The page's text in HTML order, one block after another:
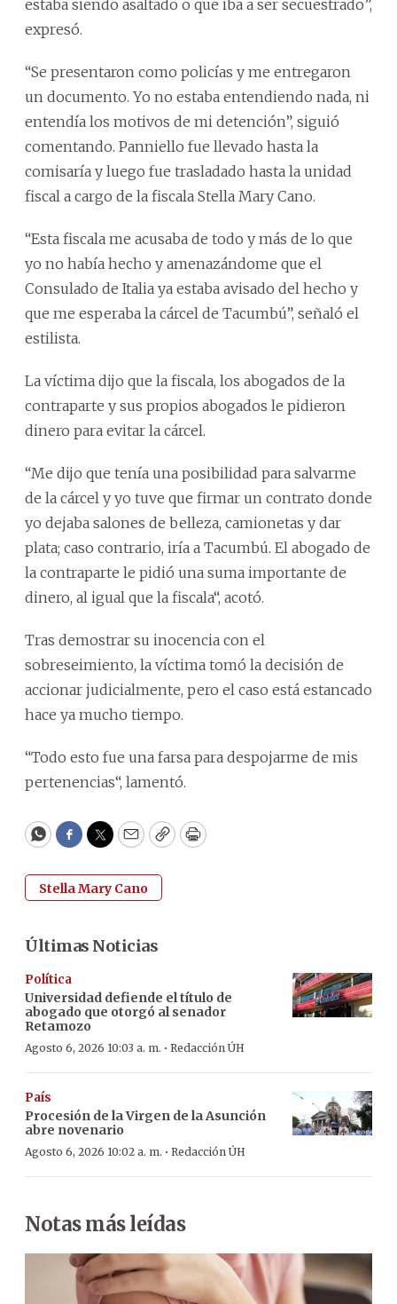
estaba siendo asaltado o que iba a ser secuestrado”,
expresó.
“Se presentaron como policías y me entregaron
un documento. Yo no estaba entendiendo nada, ni
entendía los motivos de mi detención”, siguió
comentando. Panniello fue llevado hasta la
comisaría y luego fue trasladado hasta la unidad
fiscal a cargo de la fiscala Stella Mary Cano.
“Esta fiscala me acusaba de todo y más de lo que
yo no había hecho y amenazándome que el
Consulado de Italia ya estaba avisado del hecho y
que me esperaba la cárcel de Tacumbú”, señaló el
estilista.
La víctima dijo que la fiscala, los abogados de la
contraparte y sus propios abogados le pidieron
dinero para evitar la cárcel.
“Me dijo que tenía una posibilidad para salvarme
de la cárcel y yo tuve que firmar un contrato donde
yo dejaba salones de belleza, camionetas y dar
plata; caso contrario, iría a Tacumbú. El abogado de
la contraparte le pidió una suma importante de
dinero, al igual que la fiscala“, acotó.
Tras demostrar su inocencia con el
sobreseimiento, la víctima tomó la decisión de
accionar judicialmente, pero el caso está estancado
hace ya mucho tiempo.
“Todo esto fue una farsa para despojarme de mis
pertenencias“, lamentó.
WhatsApp
Facebook
Twitter
EmailCopyPrint
Stella Mary Cano
Últimas Noticias
Política
Universidad defiende el título de
abogado que otorgó al senador
Retamozo
Agosto 6, 2026 10:03 a. m. · Redacción ÚH
País
Procesión de la Virgen de la Asunción
abre novenario
Agosto 6, 2026 10:02 a. m. · Redacción ÚH
Notas más leídas